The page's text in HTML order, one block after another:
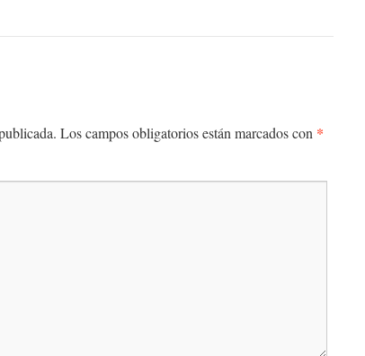
Los campos obligatorios están marcados con *